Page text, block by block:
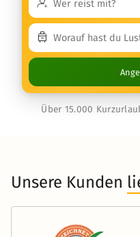
Über 15.000
Unsere Kunden